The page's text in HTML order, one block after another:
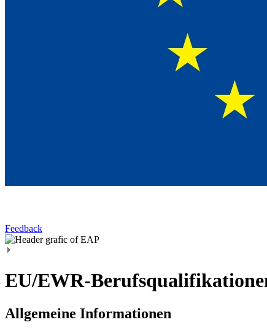
Feedback
EU/EWR-
Allgemeine Informationen